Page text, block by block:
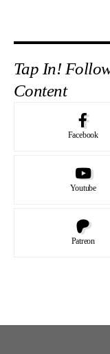
Tap In!
Content
Facebook
Youtube
Patreon